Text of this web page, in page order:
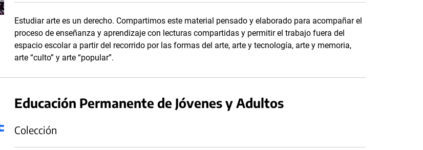
Estudiar arte es un derecho. Compartimos este material pensado y elaborado para acompañar el
proceso de enseñanza y aprendizaje con lecturas compartidas y permitir el trabajo fuera del
espacio escolar a partir del recorrido por las formas del arte, arte y tecnología, arte y memoria,
arte “culto” y arte “popular”.
Educación Permanente de Jóvenes y Adultos
Colección